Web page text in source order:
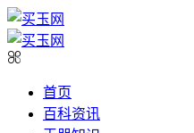
首页
百科资讯